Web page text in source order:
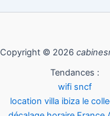
Copyright © 2026
Tendances :
wifi sncf
location villa ibiza le